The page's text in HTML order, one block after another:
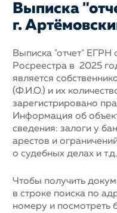
Выписка
г.
Выписка "отчет" ЕГРН
Росреестра в 2025
является
(Ф.И.О.) и их
зарегистрировано
Информация об
сведения: залоги у
арестов и
о судебных делах и т.д.
Чтобы получить
в строке поиска по
номеру и посмотреть